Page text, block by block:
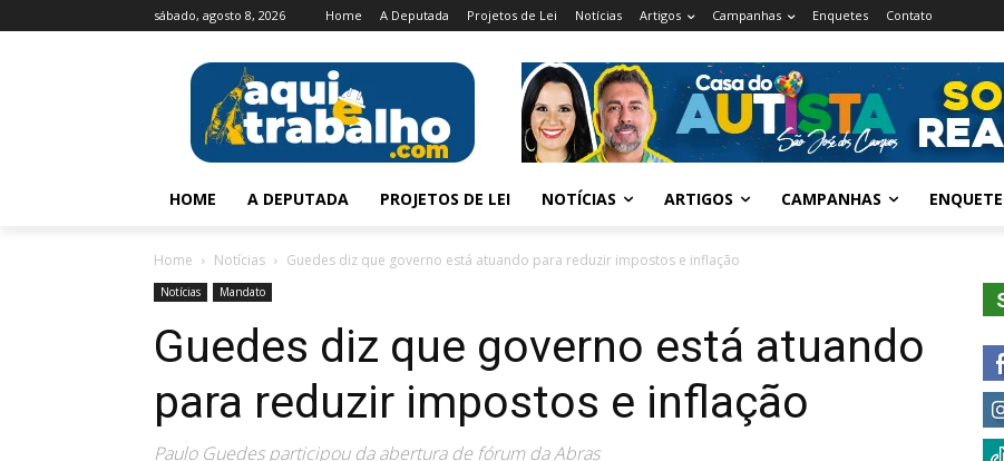
sábado, agosto 8, 2026 Home A Deputada Projetos de Lei Notícias Artigos Campanhas Enquetes Contato
HOME A DEPUTADA PROJETOS DE LEI NOTÍCIAS ARTIGOS CAMPANHAS
Home Notícias Guedes diz que governo está atuando para reduzir impostos e inflação
Notícias Mandato
Guedes diz que governo está atuando
para reduzir impostos e inflação
Paulo Guedes participou da abertura de fórum da Abras